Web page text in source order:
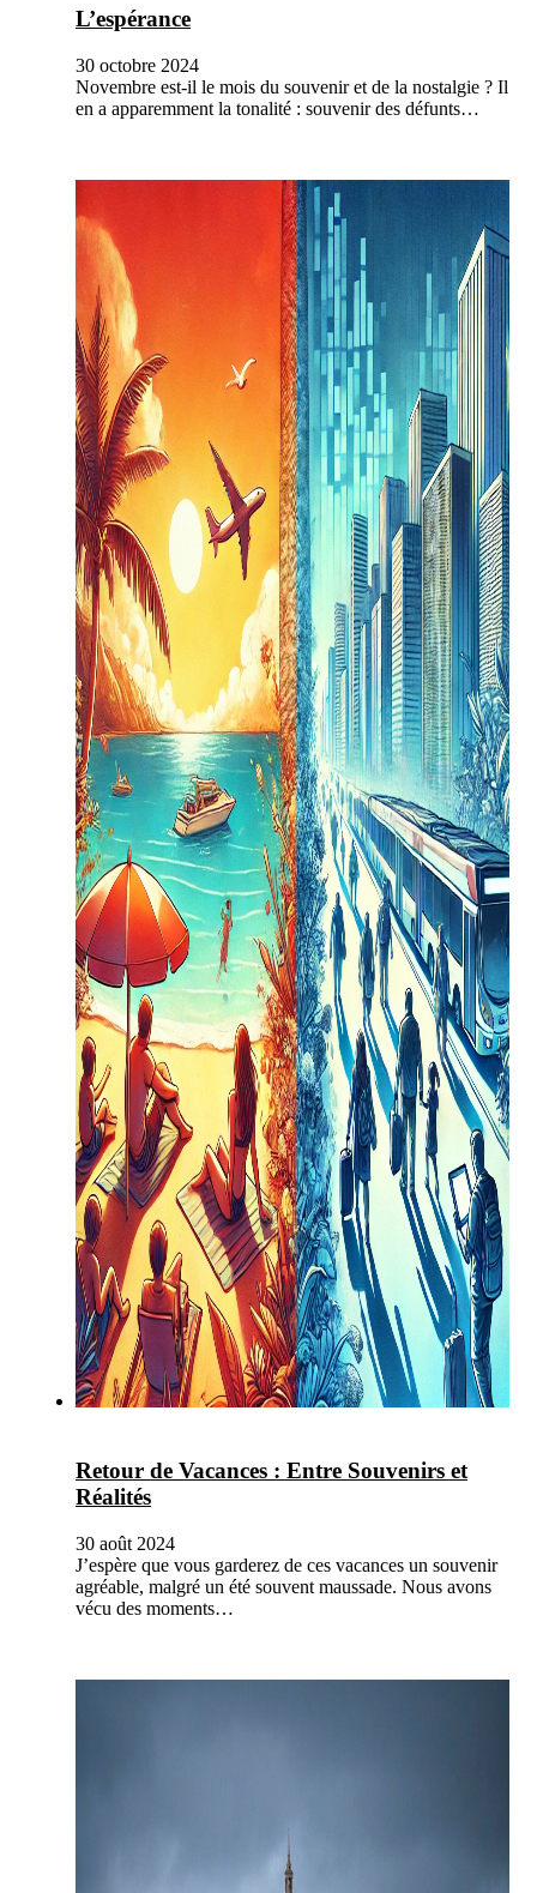
L’espérance
30 octobre 2024
Novembre est-il le mois du souvenir et de la nostalgie ? Il
en a apparemment la tonalité : souvenir des défunts…
Retour de Vacances : Entre Souvenirs et
Réalités
30 août 2024
J’espère que vous garderez de ces vacances un souvenir
agréable, malgré un été souvent maussade. Nous avons
vécu des moments…